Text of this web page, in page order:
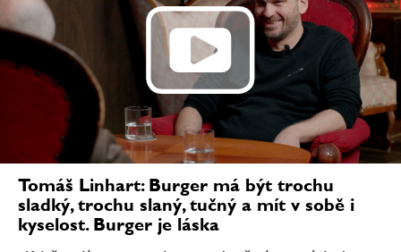
Tomáš Linhart: Burger má být trochu
sladký, trochu slaný, tučný a mít v sobě i
kyselost. Burger je láska